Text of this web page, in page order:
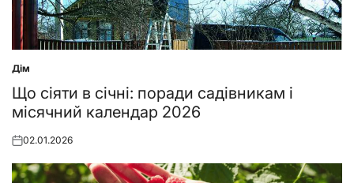
Posted
in
Дім
Що сіяти в січні: поради садівникам і
місячний календар 2026
Posted
02.01.2026